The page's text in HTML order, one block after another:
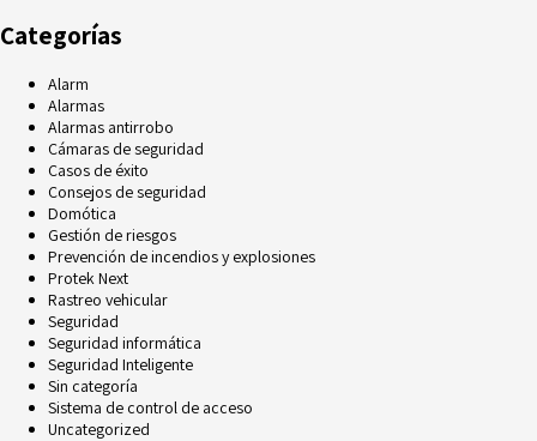
Categorías
Alarm
Alarmas
Alarmas antirrobo
Cámaras de seguridad
Casos de éxito
Consejos de seguridad
Domótica
Gestión de riesgos
Prevención de incendios y explosiones
Protek Next
Rastreo vehicular
Seguridad
Seguridad informática
Seguridad Inteligente
Sin categoría
Sistema de control de acceso
Uncategorized